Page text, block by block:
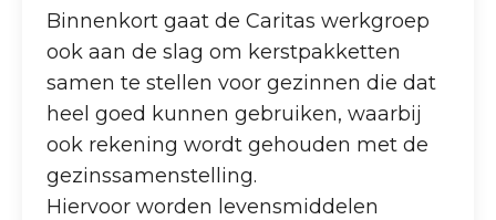
Binnenkort gaat de Caritas werkgroep
ook aan de slag om kerstpakketten
samen te stellen voor gezinnen die dat
heel goed kunnen gebruiken, waarbij
ook rekening wordt gehouden met de
gezinssamenstelling.
Hiervoor worden levensmiddelen